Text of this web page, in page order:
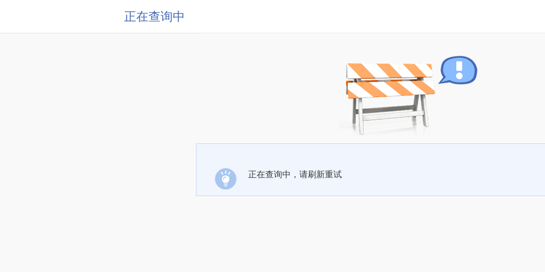
正在查询中
正在查询中，请刷新重试